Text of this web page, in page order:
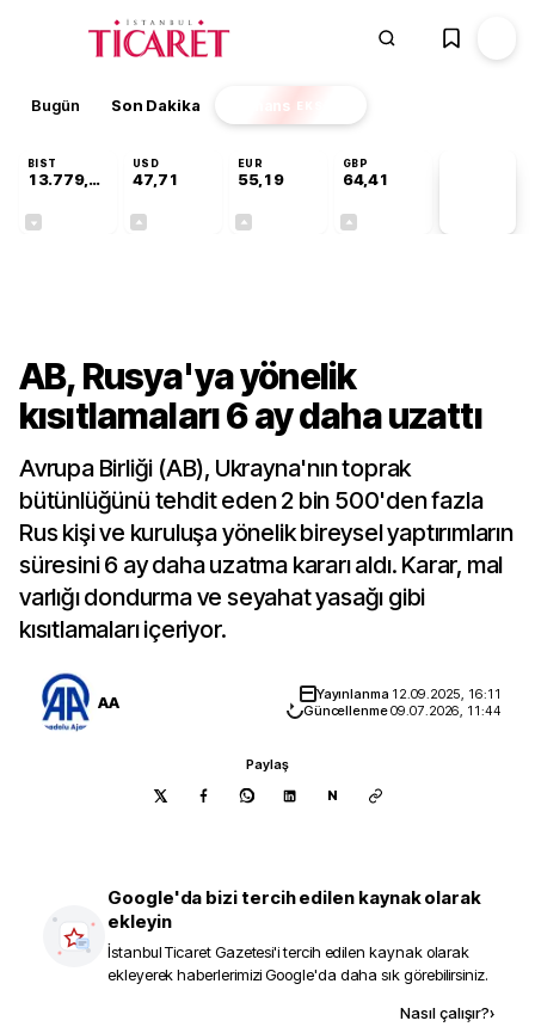
Bugün Son Dakika Finans EKSTRA
BIST
13.779,39
USD
47,71
EUR
55,19
GBP
64,41
AB, Rusya'ya yönelik
kısıtlamaları 6 ay daha uzattı
Avrupa Birliği (AB), Ukrayna'nın toprak
bütünlüğünü tehdit eden 2 bin 500'den fazla
Rus kişi ve kuruluşa yönelik bireysel yaptırımların
süresini 6 ay daha uzatma kararı aldı. Karar, mal
varlığı dondurma ve seyahat yasağı gibi
kısıtlamaları içeriyor.
AA Yayınlanma 12.09.2025, 16:11
Güncellenme09.07.2026, 11:44
Paylaş
N
Google'da bizi tercih edilen kaynak olarak
ekleyin
İstanbul Ticaret Gazetesi'i tercih edilen kaynak olarak
ekleyerek haberlerimizi Google'da daha sık görebilirsiniz.
Nasıl çalışır?›